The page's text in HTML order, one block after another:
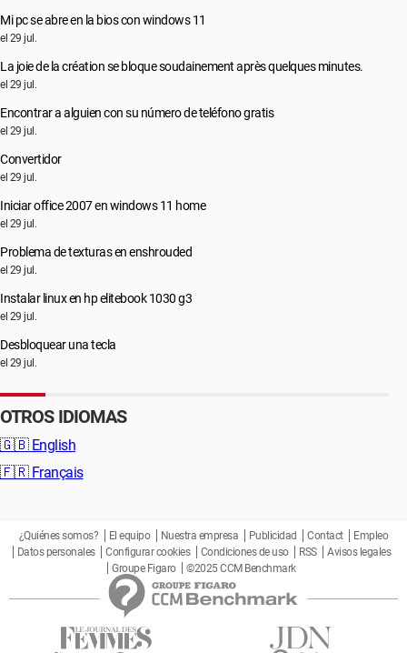
Mi pc se abre en la bios con windows 11
el 29 jul.
La joie de la création se bloque soudainement après quelques minutes.
el 29 jul.
Encontrar a alguien con su número de teléfono gratis
el 29 jul.
Convertidor
el 29 jul.
Iniciar office 2007 en windows 11 home
el 29 jul.
Problema de texturas en enshrouded
el 29 jul.
Instalar linux en hp elitebook 1030 g3
el 29 jul.
Desbloquear una tecla
el 29 jul.
OTROS IDIOMAS
🇬🇧 English
🇫🇷 Français
¿Quiénes somos? El equipo Nuestra empresa Publicidad Contact
Empleo
Datos personales
Configurar cookies Condiciones de uso RSS
Avisos legales
Groupe Figaro
©2025 CCM Benchmark